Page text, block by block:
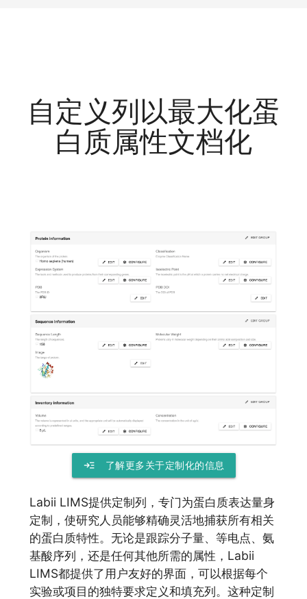
自定义列以最大化蛋
白质属性文档化
read_more 了解更多关于定制化的信息
Labii LIMS提供定制列，专门为蛋白质表达量身
定制，使研究人员能够精确灵活地捕获所有相关
的蛋白质特性。无论是跟踪分子量、等电点、氨
基酸序列，还是任何其他所需的属性，Labii
LIMS都提供了用户友好的界面，可以根据每个
实验或项目的独特要求定义和填充列。这种定制